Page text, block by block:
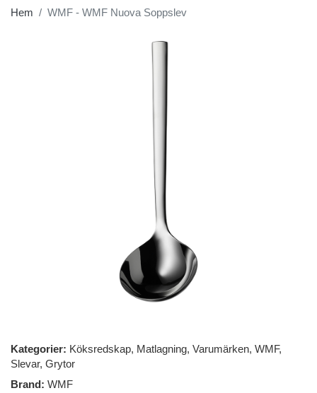
Hem WMF - WMF Nuova Soppslev
Kategorier: Köksredskap, Matlagning, Varumärken, WMF,
Slevar, Grytor
Brand: WMF